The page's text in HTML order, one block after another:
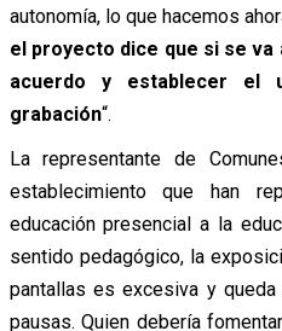
autonomía, lo que hacemos
el proyecto dice que si se
acuerdo y establecer
grabación“.
La representante de
establecimiento que han
educación presencial a la
sentido pedagógico, la
pantallas es excesiva y
pausas. Quien debería